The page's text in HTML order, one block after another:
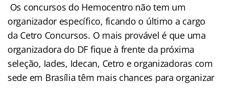
Os concursos do Hemocentro não tem um
organizador específico, ficando o último a cargo
da Cetro Concursos. O mais provável é que uma
organizadora do DF fique à frente da próxima
seleção, Iades, Idecan, Cetro e organizadoras com
sede em Brasília têm mais chances para organizar